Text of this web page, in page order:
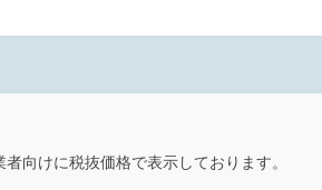
向けに税抜価格で表示しております。